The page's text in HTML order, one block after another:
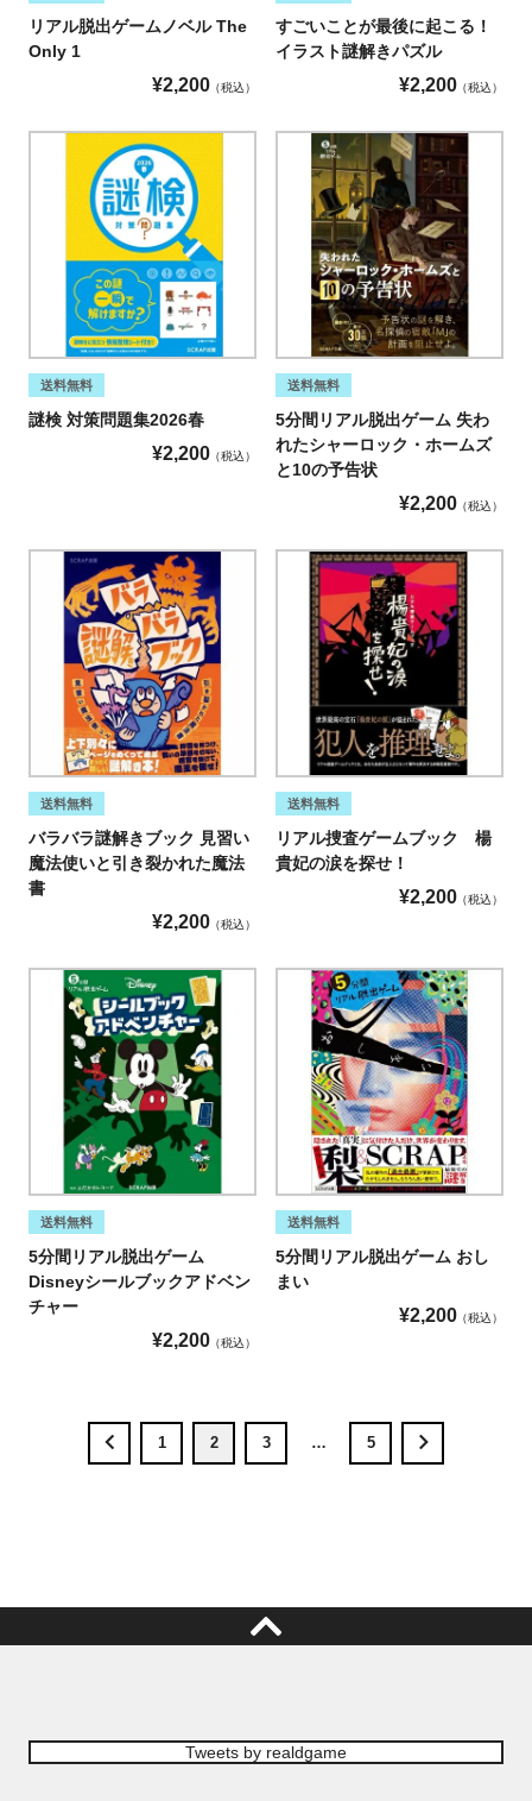
リアル脱出ゲームノベル The
Only 1
¥2,200 税込
すごいことが最後に起こる！
イラスト謎解きパズル
¥2,200 税込
送料無料
謎検 対策問題集2026春
¥2,200 税込
送料無料
5分間リアル脱出ゲーム 失わ
れたシャーロック・ホームズ
と10の予告状
¥2,200 税込
送料無料
バラバラ謎解きブック 見習い
魔法使いと引き裂かれた魔法
書
¥2,200 税込
送料無料
リアル捜査ゲームブック 楊
貴妃の涙を探せ！
¥2,200 税込
送料無料
5分間リアル脱出ゲーム
Disneyシールブックアドベン
チャー
¥2,200 税込
送料無料
5分間リアル脱出ゲーム おし
まい
¥2,200 税込
1 2 3 … 5
Tweets by realdgame